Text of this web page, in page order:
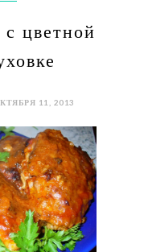
цветной
11, 2013